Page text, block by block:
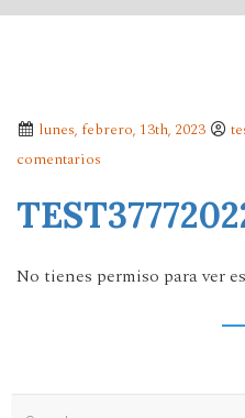
lunes, febrero, 13th, 2023
comentarios
No tienes permiso para ver